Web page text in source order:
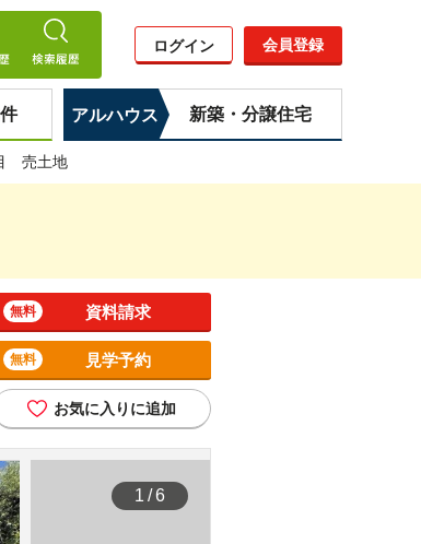
ログイン 会員登録
アルハウス 新築・分譲住宅
売土地
資料請求
無料
見学予約
無料
お気に入りに追加
1 /6